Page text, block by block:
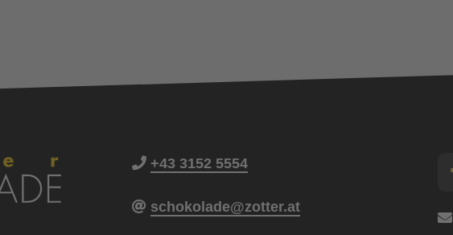
+43 3152 5554
schokolade@zotter.at